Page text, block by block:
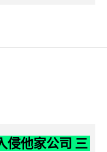
侵他家公司 三